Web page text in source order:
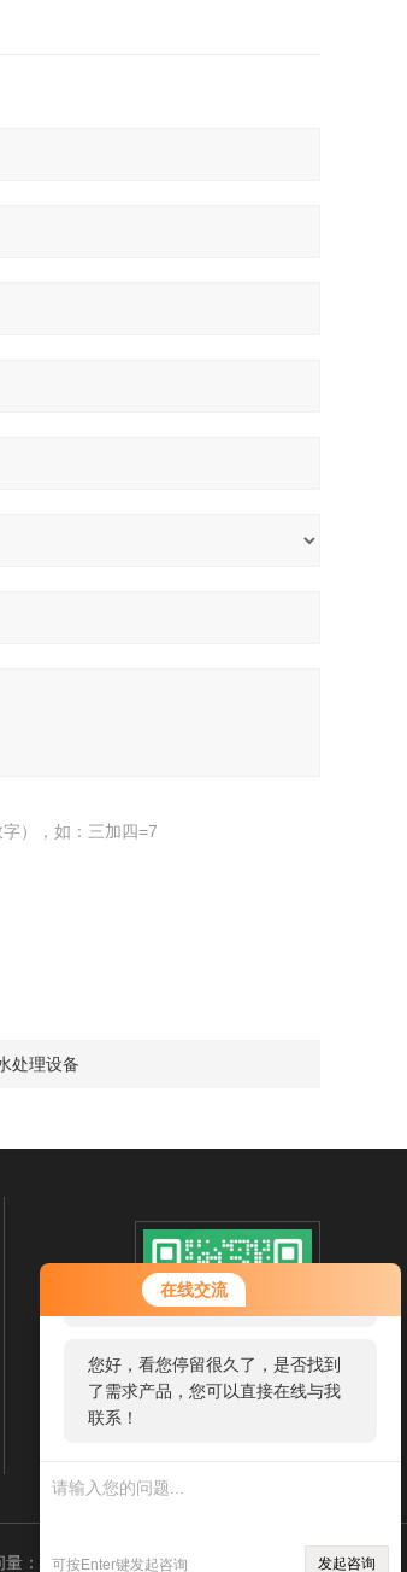
在线交流
您好！欢迎前来咨询，很高兴为您
服务，请问您要咨询什么问题呢？
您好，看您停留很久了，是否找到
了需求产品，您可以直接在线与我
联系！
可按Enter键发起咨询 发起咨询
），如：三加四=7
处理设备
量：136745管理登陆